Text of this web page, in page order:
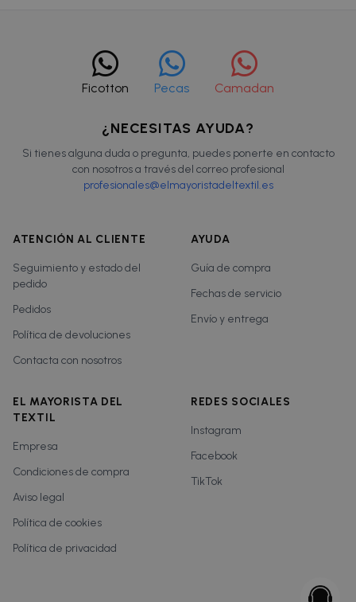
Ficotton Pecas Camadan
¿NECESITAS AYUDA?
Si tienes alguna duda o pregunta, puedes ponerte en contacto
con nosotros a través del correo profesional
profesionales@elmayoristadeltextil.es
ATENCIÓN AL CLIENTE
Seguimiento y estado del
pedido
Pedidos
Política de devoluciones
Contacta con nosotros
AYUDA
Guía de compra
Fechas de servicio
Envío y entrega
EL MAYORISTA DEL
TEXTIL
Empresa
Condiciones de compra
Aviso legal
Política de cookies
Política de privacidad
REDES SOCIALES
Instagram
Facebook
TikTok